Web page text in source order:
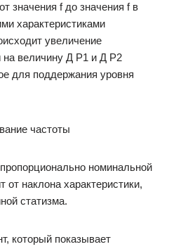
значения f до значения f в
характеристиками
увеличение
величину Д Р1 и Д Р2
для поддержания уровня
частоты
номинальной
от наклона характеристики,
статизма.
который показывает